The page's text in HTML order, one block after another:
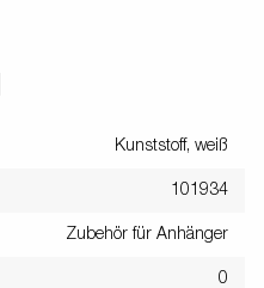
Kunststoff, weiß
101934
Zubehör für Anhänger
0